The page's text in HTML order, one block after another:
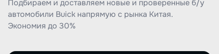
Подбираем и доставляем новые и проверенные б/у
автомобили Buick напрямую с рынка Китая.
Экономия до 30%